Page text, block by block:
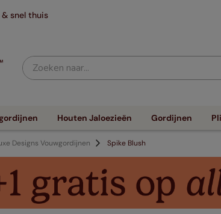
snel thuis
Zoeken naar...
Houten Jaloezieën Gordijnen
Designs Vouwgordijnen Spike Blush